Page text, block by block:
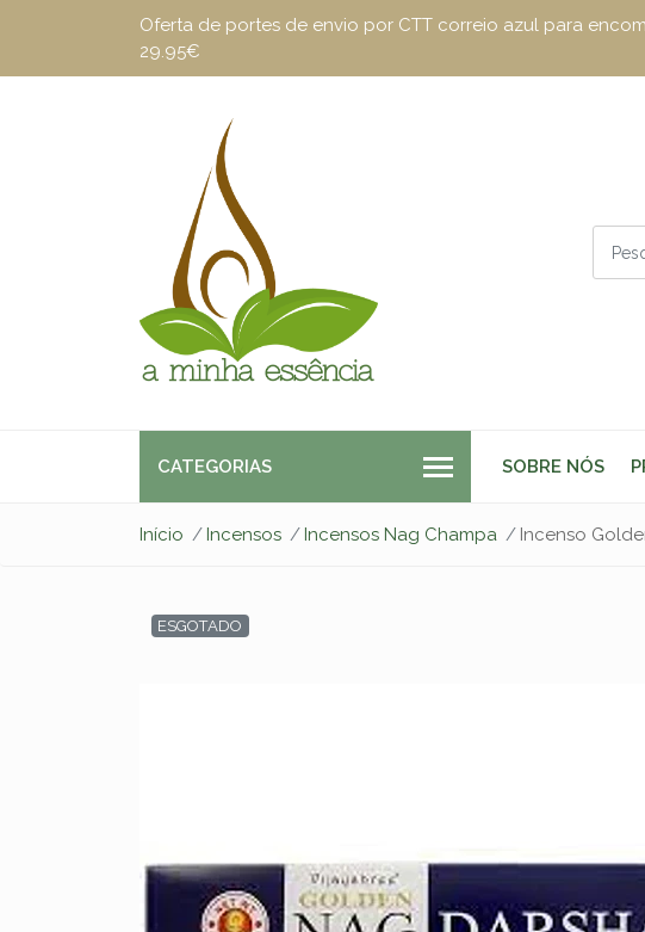
Oferta de portes de envio por CTT correio azul para
29.95€
CATEGORIAS SOBRE NÓS
Início Incensos Incensos Nag Champa Incenso
ESGOTADO